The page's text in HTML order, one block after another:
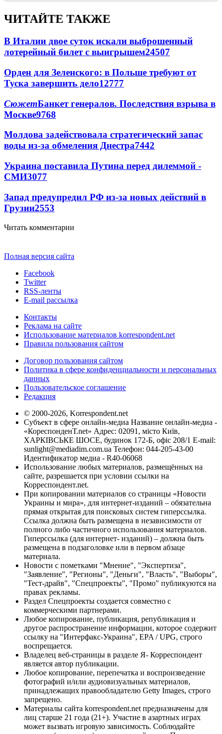
ЧИТАЙТЕ ТАКЖЕ
В Италии двое суток искали выброшенный
лотерейный билет с выигрышем24507
Орден для Зеленского: в Польше требуют от
Туска завершить дело12777
СюжетБанкет генералов. Последствия взрыва в
Москве9768
Молдова задействовала стратегический запас
воды из-за обмеления Днестра7442
Украина поставила Путина перед дилеммой -
СМИ3077
Запад предупредил РФ из-за новых действий в
Грузии2553
Читать комментарии
Полная версия сайта
Facebook
Twitter
RSS-ленты
E-mail рассылка
Контакты
Реклама на сайте
Использование материалов korrespondent.net
Правила пользования сайтом
Договор пользования сайтом
Политика в сфере конфиденциальности и персональных
данных
Пользовательское соглашение
Редакция
© 2000-2026, Korrespondent.net
Субъект в сфере онлайн-медиа Название онлайн-медиа -
«КореспонденТ.net» Адрес: 02091, місто Київ,
ХАРКІВСЬКЕ ШОСЕ, будинок 172-Б, офіс 208/1 E-mail:
sunlight@mediadim.com.ua Телефон: 044-205-43-00
Идентификатор медиа - R40-06068
Использование любых материалов, размещённых на
сайте, разрешается при условии ссылки на
Корреспондент.net.
При копировании материалов со страницы «Новости
Украины и мира», для интернет-изданий – обязательна
прямая открытая для поисковых систем гиперссылка.
Ссылка должна быть размещена в независимости от
полного либо частичного использования материалов.
Гиперссылка (для интернет- изданий) – должна быть
размещена в подзаголовке или в первом абзаце
материала.
Новости с пометками "Мнение", "Экспертиза",
"Заявление", "Регионы", "Деньги", "Власть", "Выборы",
"Тест-драйв", "Спецпроекты", "Промо" публикуются на
правах рекламы.
Раздел Спецпроекты создается совместно с
коммерческими партнерами.
Любое копирование, публикация, републикация и
другое распространение информации, которое содержит
ссылку на "Интерфакс-Украина", EPA / UPG, строго
воспрещается.
Владелец веб-страницы в разделе Я- Корреспондент
является автор публикации.
Любое копирование, перепечатка и воспроизведение
фотографий и/или аудиовизуальных материалов,
принадлежащих правообладателю Getty Images, строго
запрещено.
Материалы сайта korrespondent.net предназначены для
лиц старше 21 года (21+). Участие в азартных играх
может вызвать игровую зависимость. Соблюдайте